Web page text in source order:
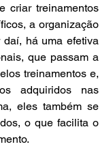
criar treinamentos
a organização
há uma efetiva
que passam a
treinamentos e,
adquiridos nas
eles também se
o que facilita o